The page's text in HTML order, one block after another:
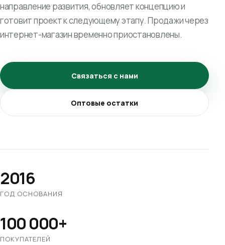
направление развития, обновляет концепцию и
готовит проект к следующему этапу. Продажи через
интернет-магазин временно приостановлены.
Связаться с нами
Оптовые остатки
2016
ГОД ОСНОВАНИЯ
100 000+
ПОКУПАТЕЛЕЙ